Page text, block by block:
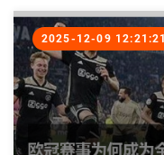
2025-12-09 12:21:21